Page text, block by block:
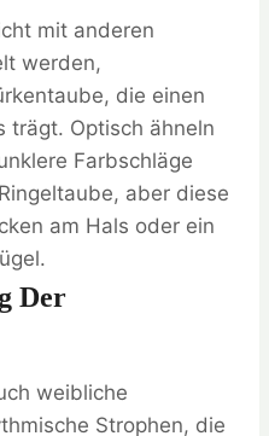
mit anderen
werden,
die einen
trägt. Optisch ähneln
Farbschläge
aber diese
am Hals oder ein
Der
weibliche
Strophen, die